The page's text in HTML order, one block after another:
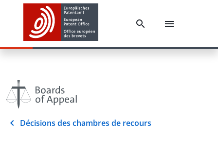
Décisions des chambres de recours